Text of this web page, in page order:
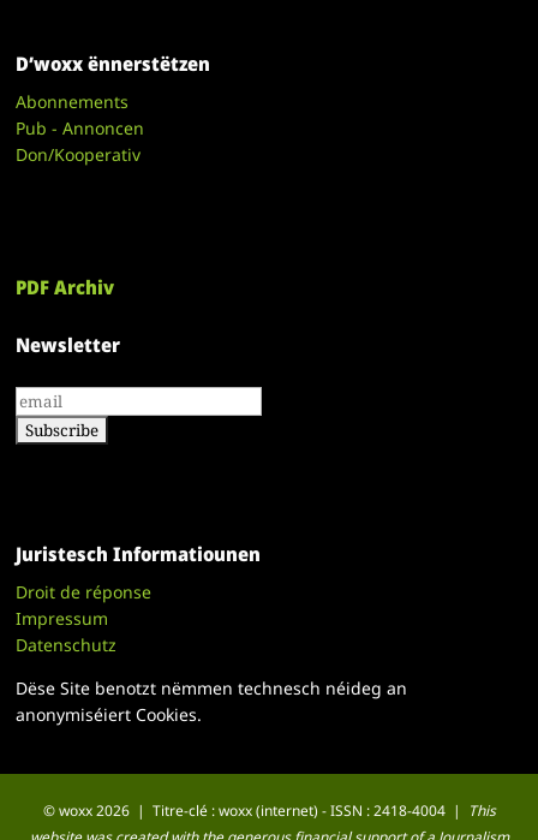
D’woxx ënnerstëtzen
Abonnements
Pub - Annoncen
Don/Kooperativ
PDF Archiv
Newsletter
Juristesch Informatiounen
Droit de réponse
Impressum
Datenschutz
Dëse Site benotzt nëmmen technesch néideg an
anonymiséiert Cookies.
© woxx 2026 | Titre-clé : woxx (internet) - ISSN : 2418-4004 |
This